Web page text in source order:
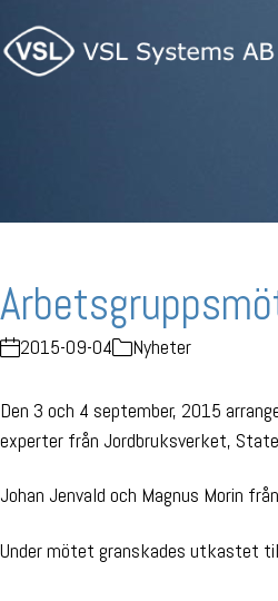
2015-09-04 Nyheter
Den 3 och 4 september, 2015
experter från Jordbruksverket,
Johan Jenvald och Magnus Morin
Under mötet granskades utkastet